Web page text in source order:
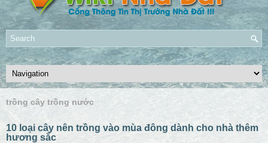
trồng cây trồng nước
10 loại cây nên trồng vào mùa đông dành cho nhà thêm
hương sắc